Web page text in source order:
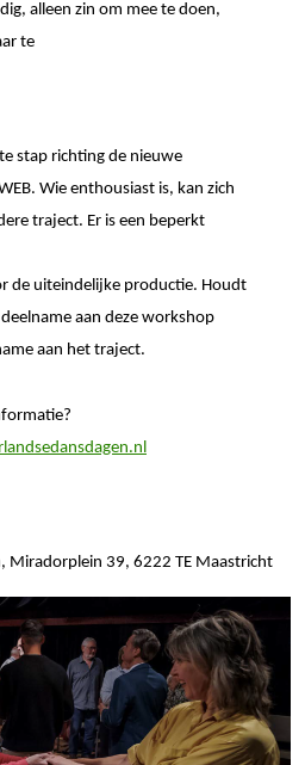
alleen zin om mee te doen,
te
stap richting de nieuwe
Wie enthousiast is, kan zich
traject. Er is een beperkt
de uiteindelijke productie. Houdt
aan deze workshop
aan het traject.
Miradorplein 39, 6222 TE Maastricht